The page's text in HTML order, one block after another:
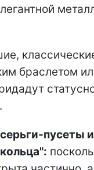
браслетом
пусеты